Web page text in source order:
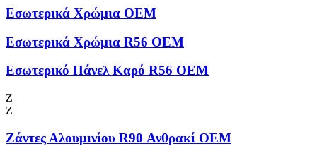
Εσωτερικά Χρώμια OEM
Εσωτερικά Χρώμια R56 OEM
Εσωτερικό Πάνελ Καρό R56 OEM
Ζ
Ζ
Ζάντες Αλουμινίου R90 Ανθρακί OEM